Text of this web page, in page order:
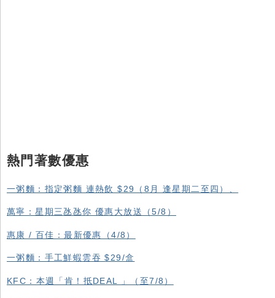
熱門著數優惠
一粥麵：指定粥麵 連熱飲 $29（8月 逢星期二至四）、
萬寧：星期三氹氹你 優惠大放送（5/8）
惠康 / 百佳：最新優惠（4/8）
一粥麵：手工鮮蝦雲吞 $29/盒
KFC ：本週「肯！抵DEAL 」（至7/8）